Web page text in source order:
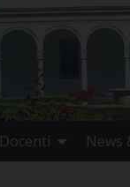
Docenti News